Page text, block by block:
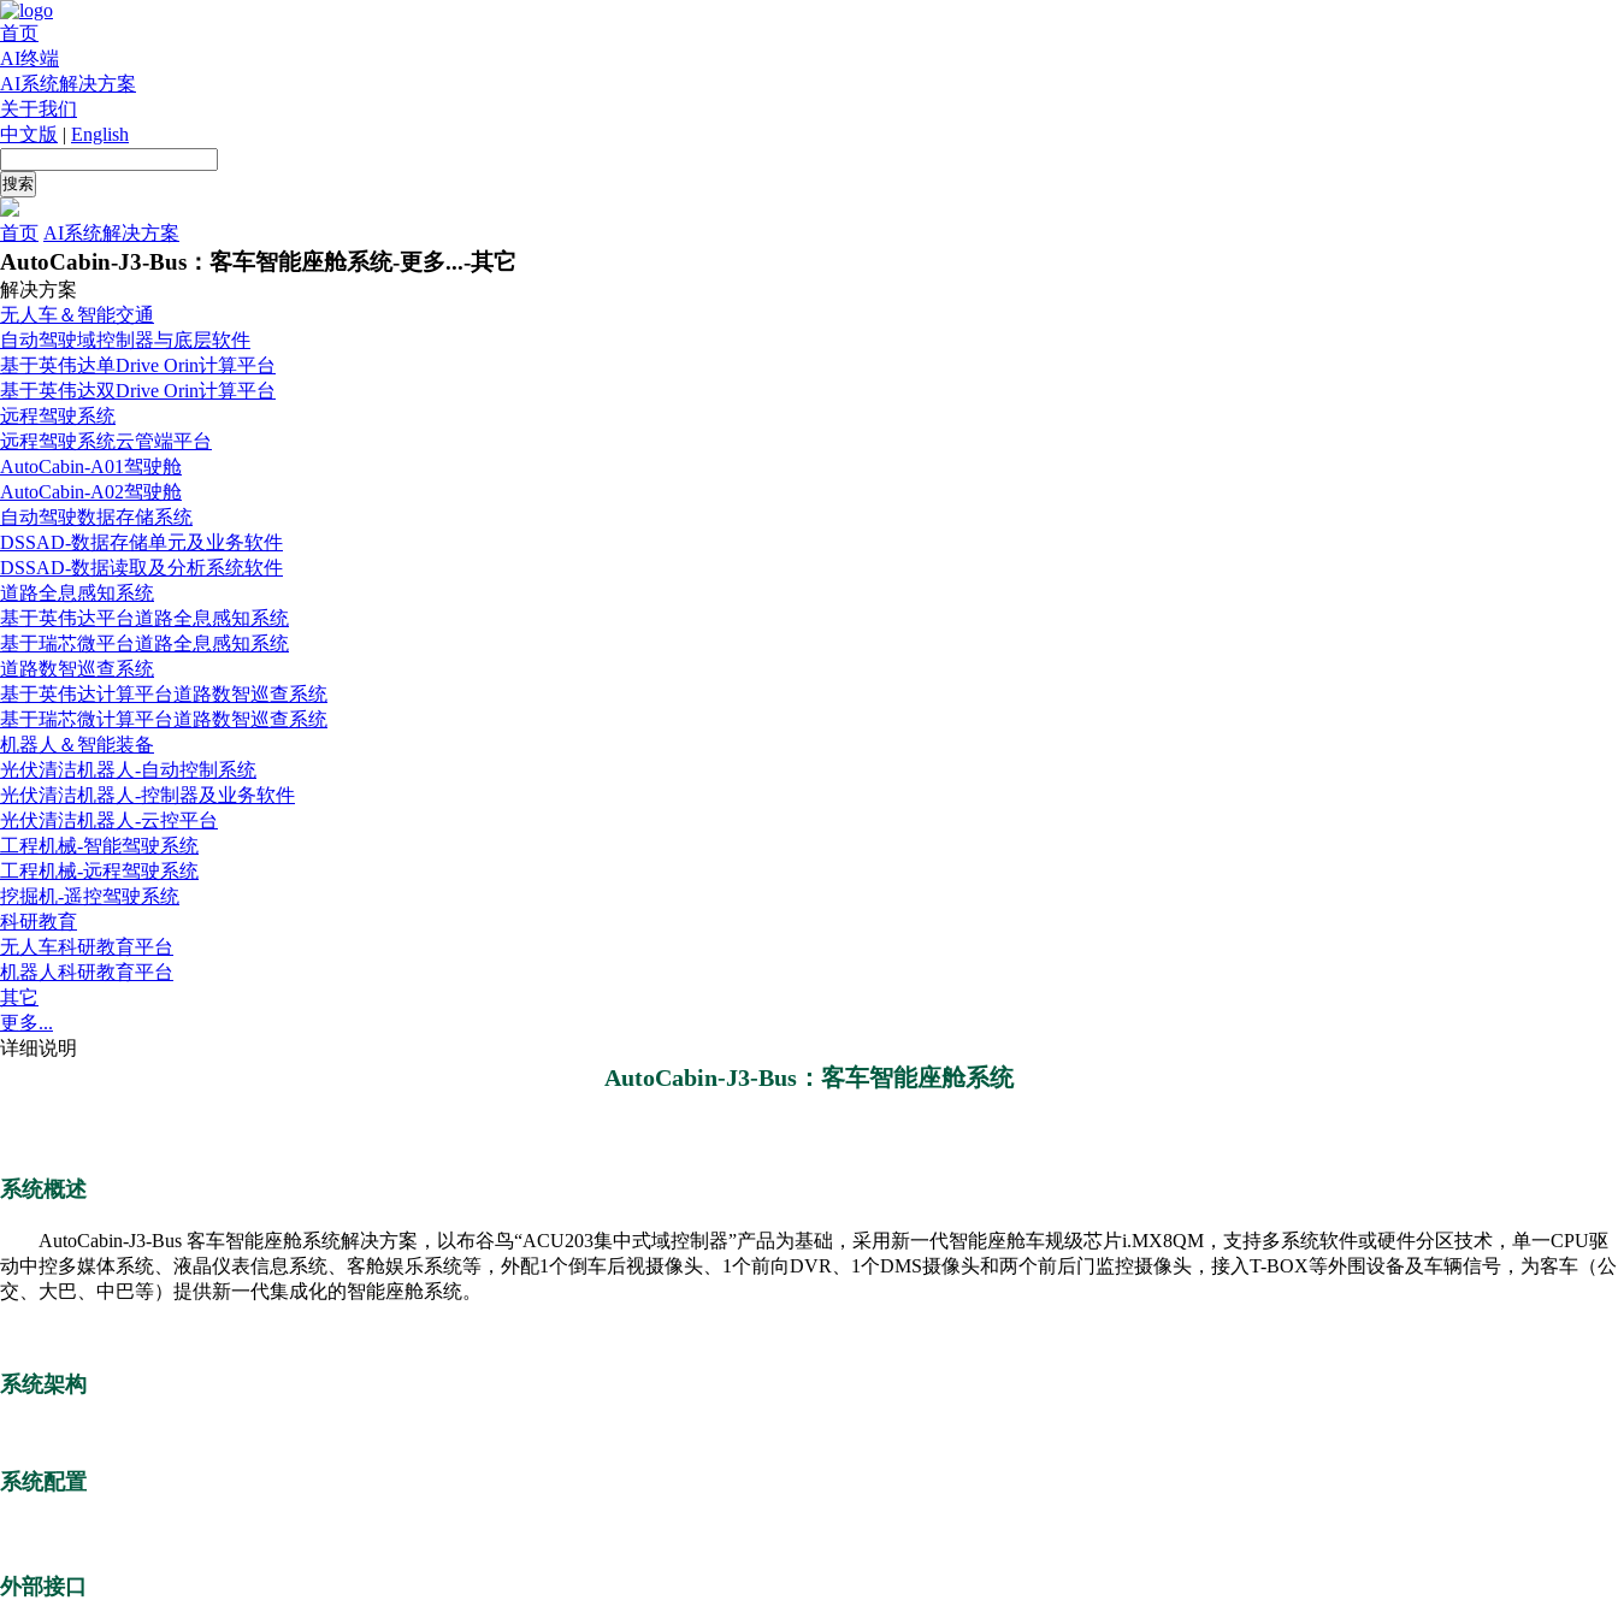
首页
AI终端
AI系统解决方案
关于我们
中文版 | English
首页 AI系统解决方案
AutoCabin-J3-Bus：客车智能座舱系统-更多...-其它
解决方案
无人车＆智能交通
自动驾驶域控制器与底层软件
基于英伟达单Drive Orin计算平台
基于英伟达双Drive Orin计算平台
远程驾驶系统
远程驾驶系统云管端平台
AutoCabin-A01驾驶舱
AutoCabin-A02驾驶舱
自动驾驶数据存储系统
DSSAD-数据存储单元及业务软件
DSSAD-数据读取及分析系统软件
道路全息感知系统
基于英伟达平台道路全息感知系统
基于瑞芯微平台道路全息感知系统
道路数智巡查系统
基于英伟达计算平台道路数智巡查系统
基于瑞芯微计算平台道路数智巡查系统
机器人＆智能装备
光伏清洁机器人-自动控制系统
光伏清洁机器人-控制器及业务软件
光伏清洁机器人-云控平台
工程机械-智能驾驶系统
工程机械-远程驾驶系统
挖掘机-遥控驾驶系统
科研教育
无人车科研教育平台
机器人科研教育平台
其它
更多...
详细说明
AutoCabin-J3-Bus：客车智能座舱系统
系统概述
AutoCabin-J3-Bus 客车智能座舱系统解决方案，以布谷鸟“ACU203集中式域控制器”产品为基础，采用新一代智能座舱车规级芯片i.MX8QM，支持多系统软件或硬件分区技术，单一CPU驱
动中控多媒体系统、液晶仪表信息系统、客舱娱乐系统等，外配1个倒车后视摄像头、1个前向DVR、1个DMS摄像头和两个前后门监控摄像头，接入T-BOX等外围设备及车辆信号，为客车（公
交、大巴、中巴等）提供新一代集成化的智能座舱系统。
系统架构
系统配置
外部接口